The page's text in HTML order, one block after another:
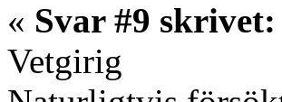
« Svar #9 skrivet:
Vetgirig